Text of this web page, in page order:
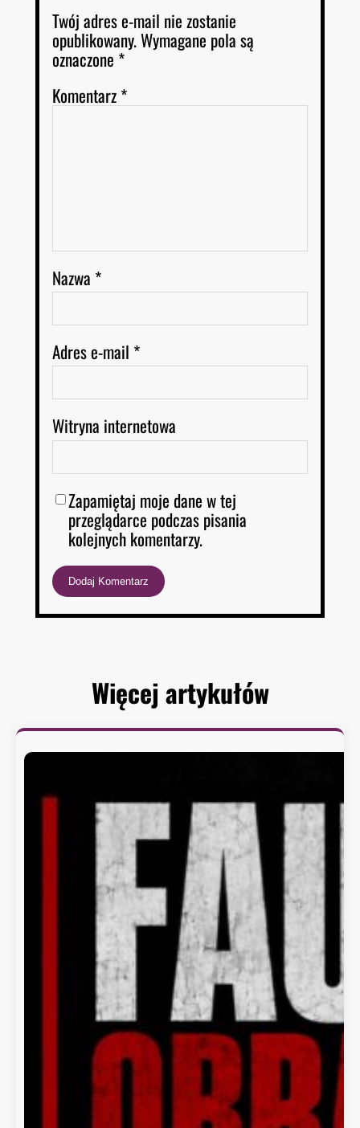
Twój adres e-mail nie zostanie
opublikowany.Wymagane pola są
oznaczone *
Komentarz*
Nazwa *
Adres e-mail *
Witryna internetowa
Zapamiętaj moje dane w tej
przeglądarce podczas pisania
kolejnych komentarzy.
Więcej artykułów